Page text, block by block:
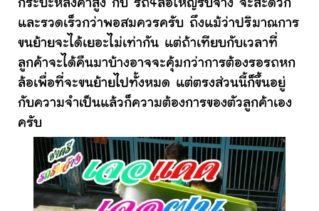
กระบะหลังคาสูง กับ รถ4ล้อใหญ่รับจ้าง จะสะดวก
และรวดเร็วกว่าพอสมควรครับ ถึงแม้ว่าปริมาณการ
ขนย้ายจะได้เยอะไม่เท่ากัน แต่ถ้าเทียบกับเวลาที่
ลูกค้าจะได้คืนมาบ้างอาจจะคุ้มกว่าการต้องรอรถหก
ล้อเพื่อที่จะขนย้ายไปทั้งหมด แต่ตรงส่วนนี้ก็ขึ้นอยู่
กับความจำเป็นแล้วก็ความต้องการของตัวลูกค้าเอง
ครับ